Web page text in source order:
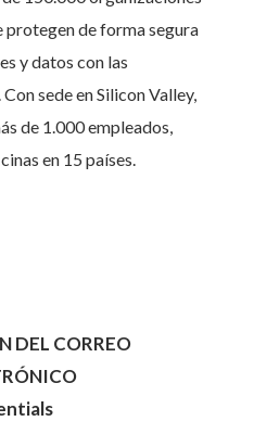
protegen de forma segura
y datos con las
sede en Silicon Valley,
de 1.000 empleados,
en 15 países.
DEL CORREO